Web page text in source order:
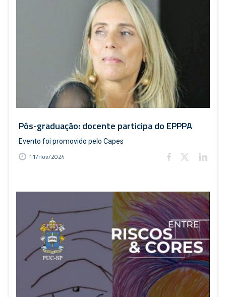
Pós-graduação: docente participa do EPPPA
Evento foi promovido pelo Capes
11/nov/2024